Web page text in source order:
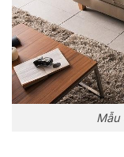
Mẫu